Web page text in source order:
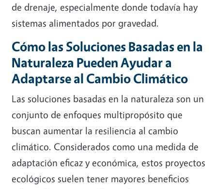
de drenaje, especialmente donde todavía hay
sistemas alimentados por gravedad.
Cómo las Soluciones Basadas en la
Naturaleza Pueden Ayudar a
Adaptarse al Cambio Climático
Las soluciones basadas en la naturaleza son un
conjunto de enfoques multipropósito que
buscan aumentar la resiliencia al cambio
climático. Considerados como una medida de
adaptación eficaz y económica, estos proyectos
ecológicos suelen tener mayores beneficios